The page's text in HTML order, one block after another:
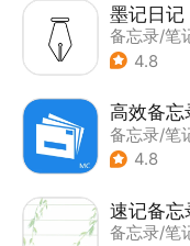
墨记日记
备忘录/笔
4.8
高效备忘
备忘录/笔
4.8
速记备忘
备忘录/笔